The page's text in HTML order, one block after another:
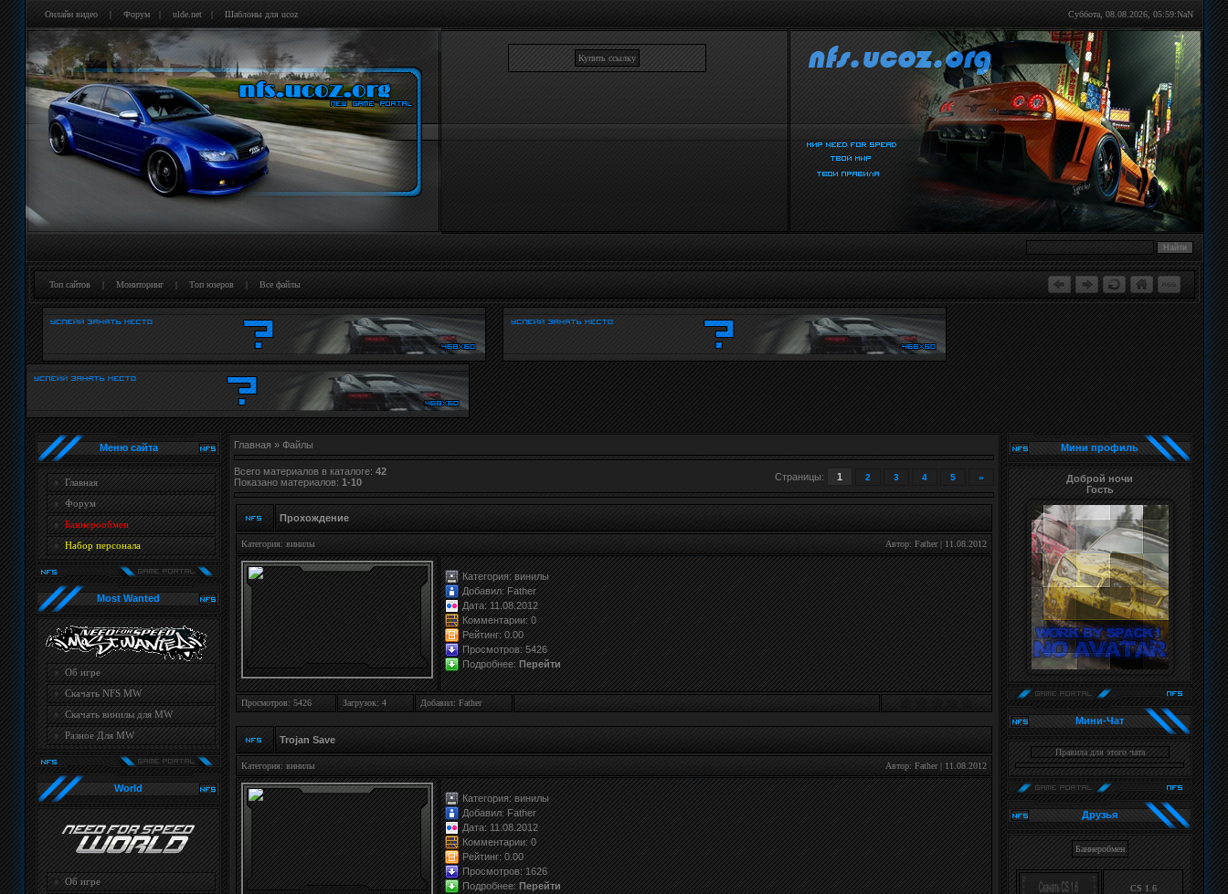
Онлайн видео | Форум | ulde.net | Шаблоны для ucoz Суббота, 08.08.2026, 05:59:NaN
Купить ссылку
Топ сайтов | Мониторинг | Tоп юзеров | Все файлы
Меню сайта
Главная
Форум
Баннерообмен
Набор персонала
Most Wanted
Об игре
Скачать NFS MW
Скачать винилы для MW
Разное Для MW
World
Об игре
Главная » Файлы
Всего материалов в каталоге: 42
Показано материалов: 1-10 Страницы: 1 2 3 4 5 »
Прохождение
Категория: винилы Автор: Father| 11.08.2012
Категория:винилы
Добавил:Father
Дата: 11.08.2012
Комментарии: 0
Рейтинг:0.00
Просмотров: 5426
Подробнее:Перейти
Просмотров: 5426 Загрузок: 4 Добавил: Father
Trojan Save
Категория: винилы Автор: Father| 11.08.2012
Категория:винилы
Добавил:Father
Дата: 11.08.2012
Комментарии: 0
Рейтинг:0.00
Просмотров: 1626
Подробнее:Перейти
Мини профиль
Доброй ночи
Гость
Мини-Чат
Правила для этого чата
Друзья
Баннеробмен
CS 1.6